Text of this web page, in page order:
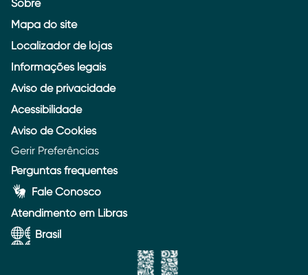
Sobre
Mapa do site
Localizador de lojas
Informações legais
Aviso de privacidade
Acessibilidade
Aviso de Cookies
Gerir Preferências
Perguntas frequentes
Fale Conosco
Atendimento em Libras
Brasil